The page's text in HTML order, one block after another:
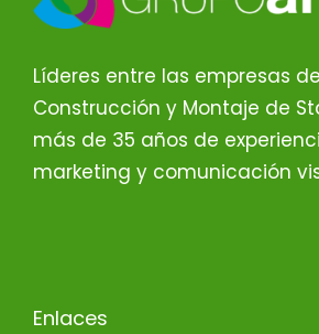
Líderes entre las empresas de
Construcción y Montaje de
más de 35 años de
marketing y comunicación
Enlaces